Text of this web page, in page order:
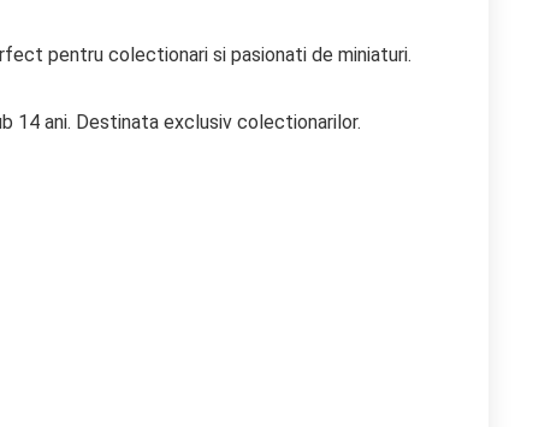
pentru colectionari si pasionati de miniaturi.
14 ani. Destinata exclusiv colectionarilor.